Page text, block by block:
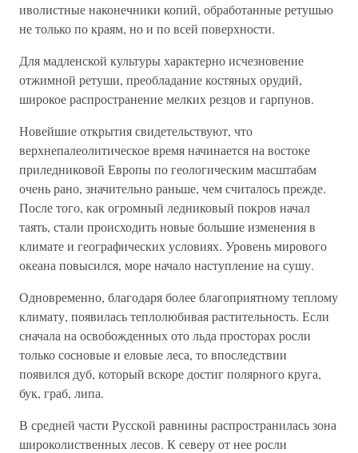
иволистные наконечники копий, обработанные ретушью
не только по краям, но и по всей поверхности.
Для мадленской культуры характерно исчезновение
отжимной ретуши, преобладание костяных орудий,
широкое распространение мелких резцов и гарпунов.
Новейшие открытия свидетельствуют, что
верхнепалеолитическое время начинается на востоке
приледниковой Европы по геологическим масштабам
очень рано, значительно раньше, чем считалось прежде.
После того, как огромный ледниковый покров начал
таять, стали происходить новые большие изменения в
климате и географических условиях. Уровень мирового
океана повысился, море начало наступление на сушу.
Одновременно, благодаря более благоприятному теплому
климату, появилась теплолюбивая растительность. Если
сначала на освобожденных ото льда просторах росли
только сосновые и еловые леса, то впоследствии
появился дуб, который вскоре достиг полярного круга,
бук, граб, липа.
В средней части Русской равнины распространилась зона
широколиственных лесов. К северу от нее росли